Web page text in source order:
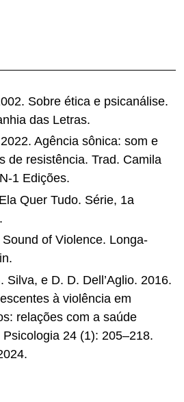
Sobre ética e psicanálise.
das Letras.
Agência sônica: som e
de resistência. Trad. Camila
1 Edições.
Quer Tudo. Série, 1a
of Violence. Longa-
Silva, e D. D. Dell’Aglio. 2016.
à violência em
relações com a saúde
24 (1): 205–218.